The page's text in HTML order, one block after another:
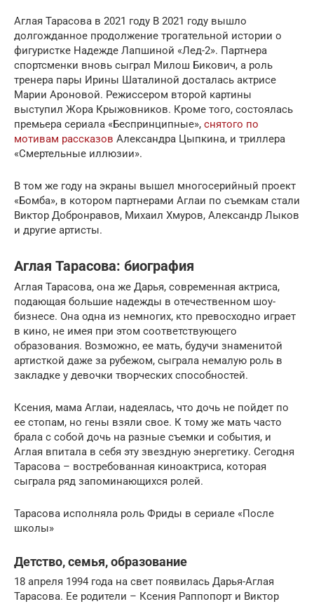
Аглая Тарасова в 2021 году В 2021 году вышло
долгожданное продолжение трогательной истории о
фигуристке Надежде Лапшиной «Лед-2». Партнера
спортсменки вновь сыграл Милош Бикович, а роль
тренера пары Ирины Шаталиной досталась актрисе
Марии Ароновой. Режиссером второй картины
выступил Жора Крыжовников. Кроме того, состоялась
премьера сериала «Беспринципные», снятого по
мотивам рассказов Александра Цыпкина, и триллера
«Смертельные иллюзии».
В том же году на экраны вышел многосерийный проект
«Бомба», в котором партнерами Аглаи по съемкам стали
Виктор Добронравов, Михаил Хмуров, Александр Лыков
и другие артисты.
Аглая Тарасова: биография
Аглая Тарасова, она же Дарья, современная актриса,
подающая большие надежды в отечественном шоу-
бизнесе. Она одна из немногих, кто превосходно играет
в кино, не имея при этом соответствующего
образования. Возможно, ее мать, будучи знаменитой
артисткой даже за рубежом, сыграла немалую роль в
закладке у девочки творческих способностей.
Ксения, мама Аглаи, надеялась, что дочь не пойдет по
ее стопам, но гены взяли свое. К тому же мать часто
брала с собой дочь на разные съемки и события, и
Аглая впитала в себя эту звездную энергетику. Сегодня
Тарасова – востребованная киноактриса, которая
сыграла ряд запоминающихся ролей.
Тарасова исполняла роль Фриды в сериале «После
школы»
Детство, семья, образование
18 апреля 1994 года на свет появилась Дарья-Аглая
Тарасова. Ее родители – Ксения Раппопорт и Виктор